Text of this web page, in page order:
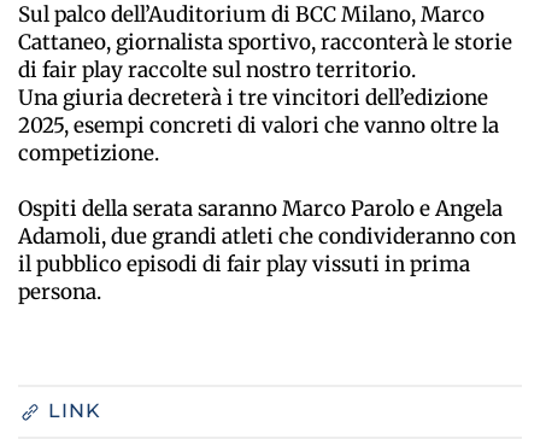
LINK
Sul palco dell’Auditorium di BCC Milano, Marco
Cattaneo, giornalista sportivo, racconterà le storie
di fair play raccolte sul nostro territorio.
Una giuria decreterà i tre vincitori dell’edizione
2025, esempi concreti di valori che vanno oltre la
competizione.
Ospiti della serata saranno Marco Parolo e Angela
Adamoli, due grandi atleti che condivideranno con
il pubblico episodi di fair play vissuti in prima
persona.